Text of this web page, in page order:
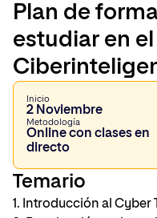
Plan de
estudiar en
Inicio
2 Noviembre
Metodología
Online con clases en
directo
Temario
1. Introducción al Cyber